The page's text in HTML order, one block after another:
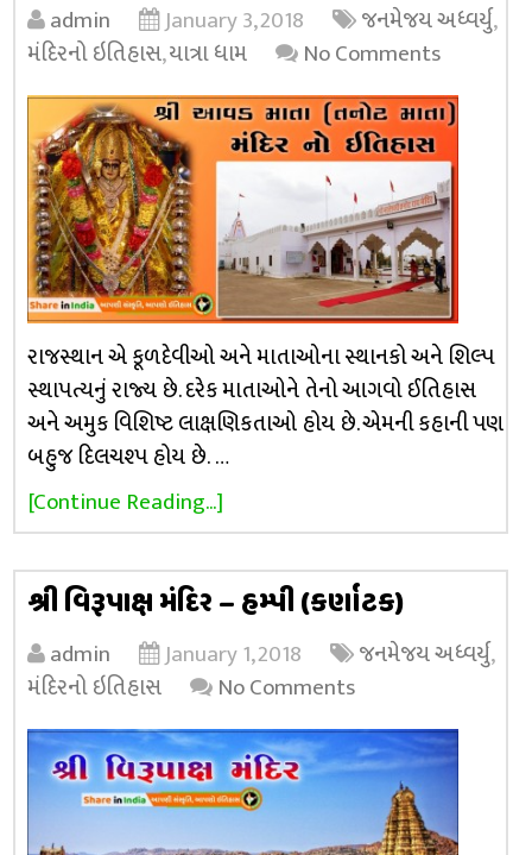
admin January 3, 2018 જનમેજય અધ્વર્યુ,
મંદિરનો ઇતિહાસ,યાત્રા ધામ No Comments
રાજસ્થાન એ કૂળદેવીઓ અને માતાઓના સ્થાનકો અને શિલ્પ
સ્થાપત્યનું રાજ્ય છે. દરેક માતાઓને તેનો આગવો ઈતિહાસ
અને અમુક વિશિષ્ટ લાક્ષણિકતાઓ હોય છે. એમની કહાની પણ
બહુજ દિલચશ્પ હોય છે. …
[Continue Reading...]
શ્રી વિરૂપાક્ષ મંદિર – હમ્પી (કર્ણાટક)
admin January 1, 2018 જનમેજય અધ્વર્યુ,
મંદિરનો ઇતિહાસ
No Comments